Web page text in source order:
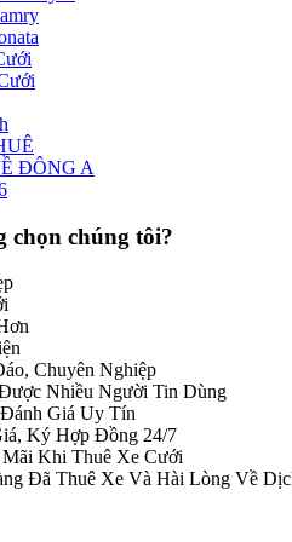
ĐÔNG A
chọn chúng tôi?
Chuyên Nghiệp
Nhiều Người Tin Dùng
Giá Uy Tín
Ký Hợp Đồng 24/7
Khi Thuê Xe Cưới
Đã Thuê Xe Và Hài Lòng Về